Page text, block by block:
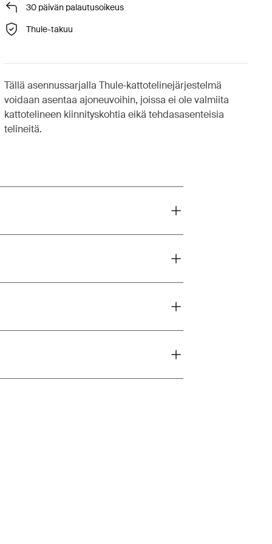
30 päivän palautusoikeus
Thule-takuu
Tällä asennussarjalla Thule‑kattotelinejärjestelmä
voidaan asentaa ajoneuvoihin, joissa ei ole valmiita
kattotelineen kiinnityskohtia eikä tehdasasenteisia
telineitä.